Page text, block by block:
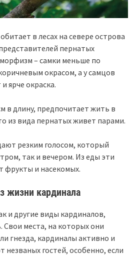
в лесах на севере острова
пернатых
– самки меньше по
окрасом, а у самцов
ярче окраска.
в длину, предпочитает жить в
из вида пернатых живет парами.
резким голосом, который
так и вечером. Из еды эти
и насекомых.
жизни кардинала
и другие виды кардиналов,
Свои места, на которых они
гнезда, кардиналы активно и
гостей, особенно, если